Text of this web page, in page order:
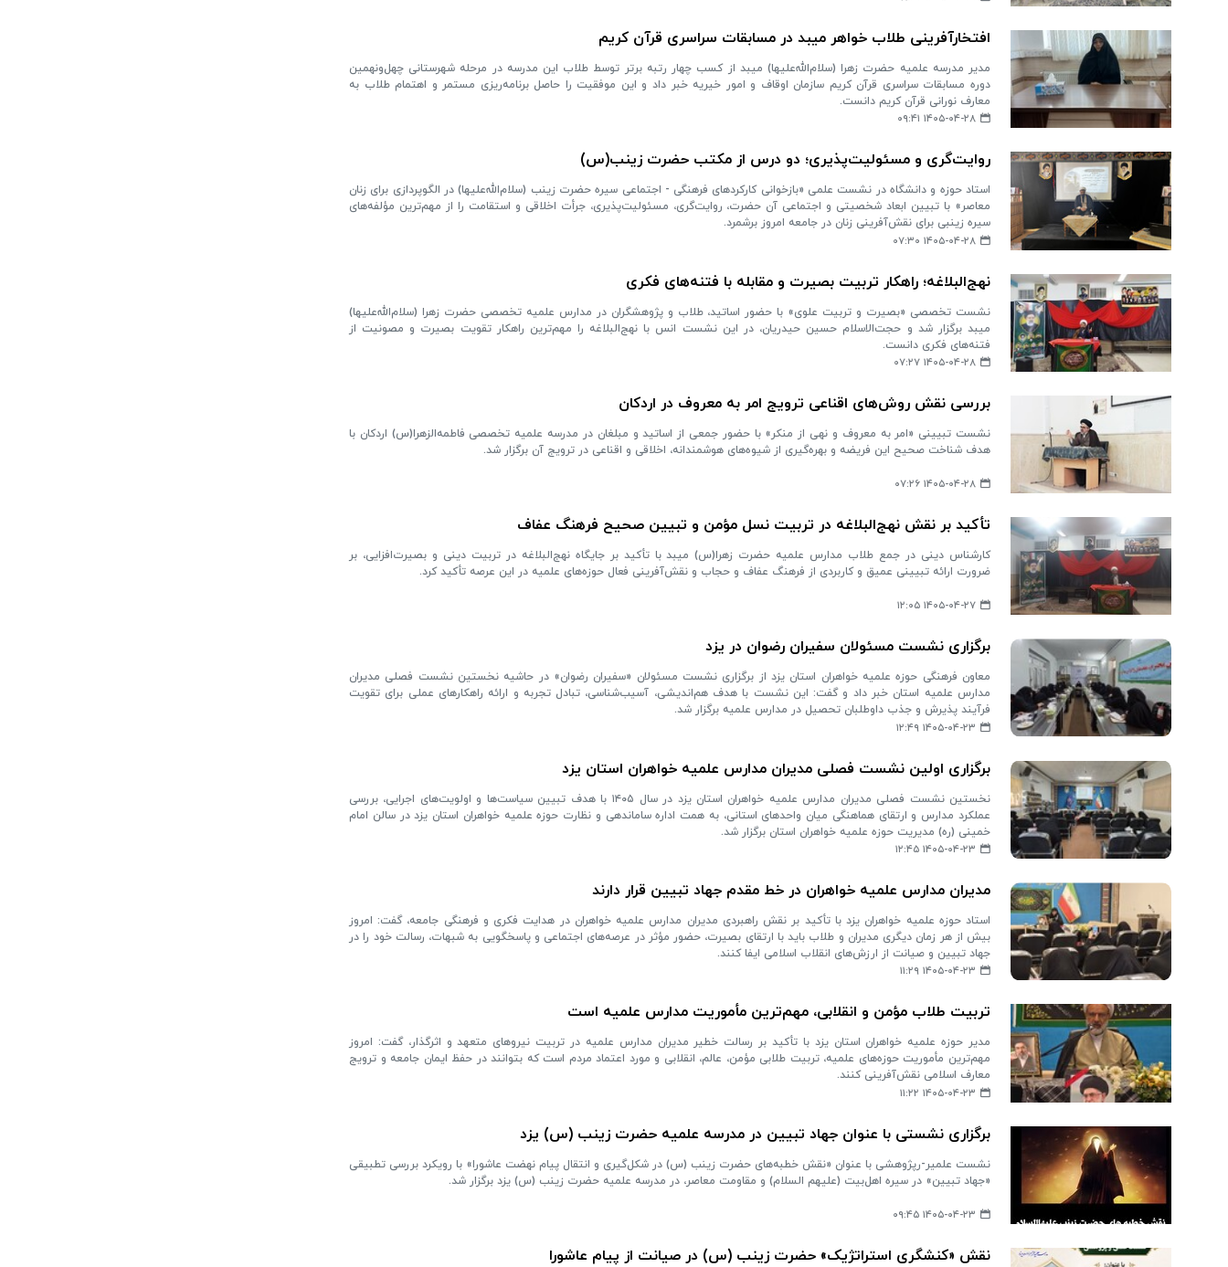
افتخارآفرینی طلاب خواهر میبد در مسابقات سراسری قرآن کریم
مدیر مدرسه علمیه حضرت زهرا (سلام‌الله‌علیها) میبد از کسب چهار رتبه برتر توسط طلاب این مدرسه در مرحله شهرستانی چهل‌ونهمین
دوره مسابقات سراسری قرآن کریم سازمان اوقاف و امور خیریه خبر داد و این موفقیت را حاصل برنامه‌ریزی مستمر و اهتمام طلاب به
معارف نورانی قرآن کریم دانست.
۱۴۰۵-۰۴-۲۸ ۰۹:۴۱
روایت‌گری و مسئولیت‌پذیری؛ دو درس از مکتب حضرت زینب(س)
استاد حوزه و دانشگاه در نشست علمی «بازخوانی کارکردهای فرهنگی - اجتماعی سیره حضرت زینب (سلام‌الله‌علیها) در الگوپردازی برای زنان
معاصر» با تبیین ابعاد شخصیتی و اجتماعی آن حضرت، روایت‌گری، مسئولیت‌پذیری، جرأت اخلاقی و استقامت را از مهم‌ترین مؤلفه‌های
سیره زینبی برای نقش‌آفرینی زنان در جامعه امروز برشمرد.
۱۴۰۵-۰۴-۲۸ ۰۷:۳۰
نهج‌البلاغه؛ راهکار تربیت بصیرت و مقابله با فتنه‌های فکری
نشست تخصصی «بصیرت و تربیت علوی» با حضور اساتید، طلاب و پژوهشگران در مدارس علمیه تخصصی حضرت زهرا (سلام‌الله‌علیها)
میبد برگزار شد و حجت‌الاسلام حسین حیدریان، در این نشست انس با نهج‌البلاغه را مهم‌ترین راهکار تقویت بصیرت و مصونیت از
فتنه‌های فکری دانست.
۱۴۰۵-۰۴-۲۸ ۰۷:۲۷
بررسی نقش روش‌های اقناعی ترویج امر به معروف در اردکان
نشست تبیینی «امر به معروف و نهی از منکر» با حضور جمعی از اساتید و مبلغان در مدرسه علمیه تخصصی فاطمه‌الزهرا(س) اردکان با
هدف شناخت صحیح این فریضه و بهره‌گیری از شیوه‌های هوشمندانه، اخلاقی و اقناعی در ترویج آن برگزار شد.
۱۴۰۵-۰۴-۲۸ ۰۷:۲۶
تأکید بر نقش نهج‌البلاغه در تربیت نسل مؤمن و تبیین صحیح فرهنگ عفاف
کارشناس دینی در جمع طلاب مدارس علمیه حضرت زهرا(س) میبد با تأکید بر جایگاه نهج‌البلاغه در تربیت دینی و بصیرت‌افزایی، بر
ضرورت ارائه تبیینی عمیق و کاربردی از فرهنگ عفاف و حجاب و نقش‌آفرینی فعال حوزه‌های علمیه در این عرصه تأکید کرد.
۱۴۰۵-۰۴-۲۷ ۱۲:۰۵
برگزاری نشست مسئولان سفیران رضوان در یزد
معاون فرهنگی حوزه علمیه خواهران استان یزد از برگزاری نشست مسئولان «سفیران رضوان» در حاشیه نخستین نشست فصلی مدیران
مدارس علمیه استان خبر داد و گفت: این نشست با هدف هم‌اندیشی، آسیب‌شناسی، تبادل تجربه و ارائه راهکارهای عملی برای تقویت
فرآیند پذیرش و جذب داوطلبان تحصیل در مدارس علمیه برگزار شد.
۱۴۰۵-۰۴-۲۳ ۱۲:۴۹
برگزاری اولین نشست فصلی مدیران مدارس علمیه خواهران استان یزد
نخستین نشست فصلی مدیران مدارس علمیه خواهران استان یزد در سال ۱۴۰۵ با هدف تبیین سیاست‌ها و اولویت‌های اجرایی، بررسی
عملکرد مدارس و ارتقای هماهنگی میان واحدهای استانی، به همت اداره ساماندهی و نظارت حوزه علمیه خواهران استان یزد در سالن امام
خمینی (ره) مدیریت حوزه علمیه خواهران استان برگزار شد.
۱۴۰۵-۰۴-۲۳ ۱۲:۴۵
مدیران مدارس علمیه خواهران در خط مقدم جهاد تبیین قرار دارند
استاد حوزه علمیه خواهران یزد با تأکید بر نقش راهبردی مدیران مدارس علمیه خواهران در هدایت فکری و فرهنگی جامعه، گفت: امروز
بیش از هر زمان دیگری مدیران و طلاب باید با ارتقای بصیرت، حضور مؤثر در عرصه‌های اجتماعی و پاسخگویی به شبهات، رسالت خود را در
جهاد تبیین و صیانت از ارزش‌های انقلاب اسلامی ایفا کنند.
۱۴۰۵-۰۴-۲۳ ۱۱:۲۹
تربیت طلاب مؤمن و انقلابی، مهم‌ترین مأموریت مدارس علمیه است
مدیر حوزه علمیه خواهران استان یزد با تأکید بر رسالت خطیر مدیران مدارس علمیه در تربیت نیروهای متعهد و اثرگذار، گفت: امروز
مهم‌ترین مأموریت حوزه‌های علمیه، تربیت طلابی مؤمن، عالم، انقلابی و مورد اعتماد مردم است که بتوانند در حفظ ایمان جامعه و ترویج
معارف اسلامی نقش‌آفرینی کنند.
۱۴۰۵-۰۴-۲۳ ۱۱:۲۲
برگزاری نشستی با عنوان جهاد تبیین در مدرسه علمیه حضرت زینب (س) یزد
نشست علمیر-رپژوهشی با عنوان «نقش خطبه‌های حضرت زینب (س) در شکل‌گیری و انتقال پیام نهضت عاشورا» با رویکرد بررسی تطبیقی
«جهاد تبیین» در سیره اهل‌بیت (علیهم السلام) و مقاومت معاصر، در مدرسه علمیه حضرت زینب (س) یزد برگزار شد.
۱۴۰۵-۰۴-۲۳ ۰۹:۴۵
نقش «کنشگری استراتژیک» حضرت زینب (س) در صیانت از پیام عاشورا